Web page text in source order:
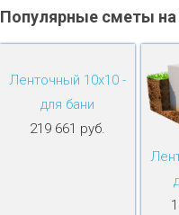
Популярные сметы на
Ленточный 10х10 -
для бани
219 661 руб.